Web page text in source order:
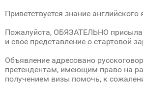
Приветствуется знание английского
Пожалуйста, ОБЯЗАТЕЛЬНО
и свое представление о стартовой
Объявление адресовано
претендентам, имеющим право на
получением визы помочь, к